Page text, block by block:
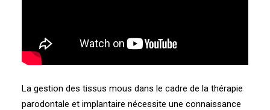
La gestion des tissus mous dans le cadre de la thérapie
parodontale et implantaire nécessite une connaissance